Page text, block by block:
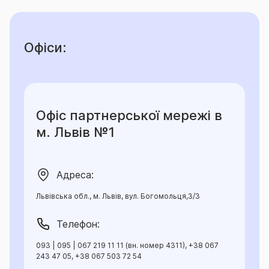
Офіси:
Офіс партнерської мережі в
м. Львів №1
Адреса:
Львівська обл., м. Львів, вул. Богомольця,3/3
Телефон:
093 | 095 | 067 219 11 11 (вн. номер 4311), +38 067
243 47 05, +38 067 503 72 54